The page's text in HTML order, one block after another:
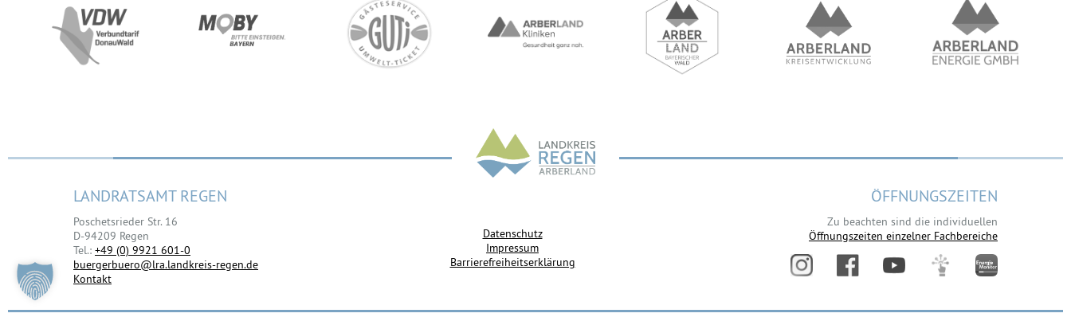
LANDRATSAMT REGEN
Poschetsrieder Str. 16
D-94209 Regen
Tel.: +49 (0) 9921 601-0
buergerbuero@lra.landkreis-regen.de
Kontakt
Datenschutz
Impressum
Barrierefreiheitserklärung
ÖFFNUNGSZEITEN
Zu beachten sind die individuellen
Öffnungszeiten einzelner Fachbereiche